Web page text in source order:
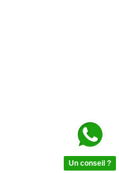
Un conseil ?